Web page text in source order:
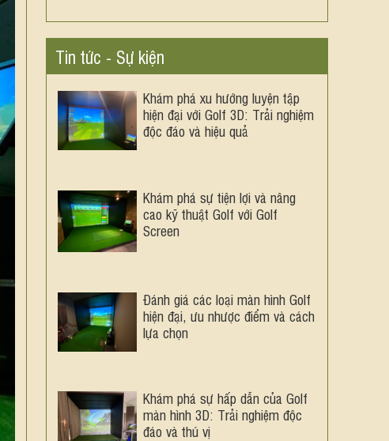
Tin tức - Sự kiện
Khám phá xu hướng luyện tập
hiện đại với Golf 3D: Trải nghiệm
độc đáo và hiệu quả
Khám phá sự tiện lợi và nâng
cao kỹ thuật Golf với Golf
Screen
Đánh giá các loại màn hình Golf
hiện đại, ưu nhược điểm và cách
lựa chọn
Khám phá sự hấp dẫn của Golf
màn hình 3D: Trải nghiệm độc
đáo và thú vị